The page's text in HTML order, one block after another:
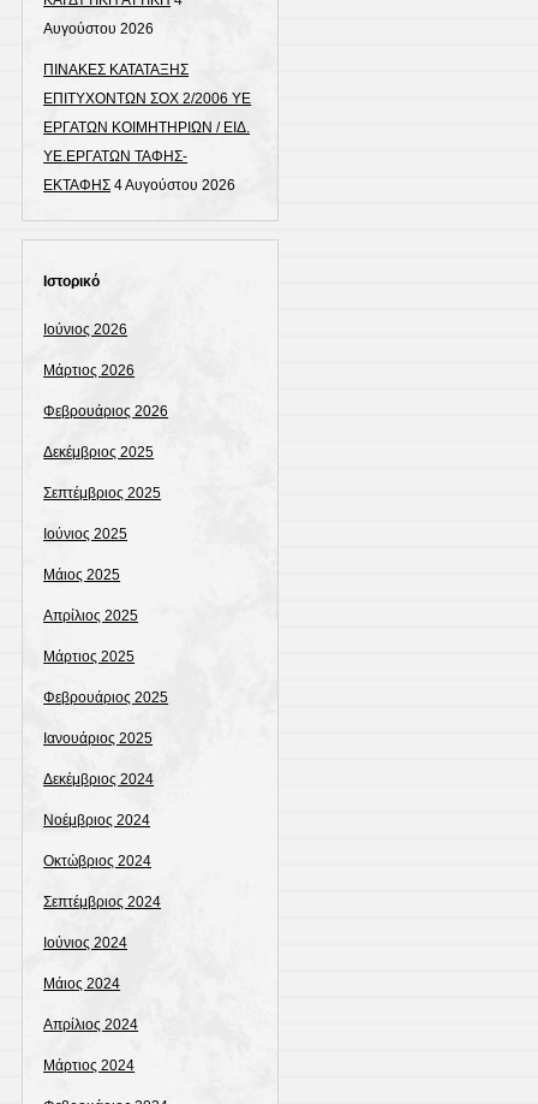
Αυγούστου 2026
ΠΙΝΑΚΕΣ ΚΑΤΑΤΑΞΗΣ
ΕΠΙΤΥΧΟΝΤΩΝ ΣΟΧ 2/2006 ΥΕ
ΕΡΓΑΤΩΝ ΚΟΙΜΗΤΗΡΙΩΝ / ΕΙΔ.
ΥΕ.ΕΡΓΑΤΩΝ ΤΑΦΗΣ-
ΕΚΤΑΦΗΣ 4 Αυγούστου 2026
Ιστορικό
Ιούνιος 2026
Μάρτιος 2026
Φεβρουάριος 2026
Δεκέμβριος 2025
Σεπτέμβριος 2025
Ιούνιος 2025
Μάιος 2025
Απρίλιος 2025
Μάρτιος 2025
Φεβρουάριος 2025
Ιανουάριος 2025
Δεκέμβριος 2024
Νοέμβριος 2024
Οκτώβριος 2024
Σεπτέμβριος 2024
Ιούνιος 2024
Μάιος 2024
Απρίλιος 2024
Μάρτιος 2024